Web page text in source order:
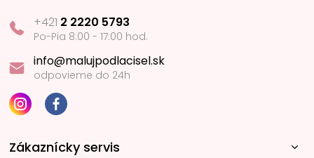
+421 2 2220 5793
Po-Pia 8:00 - 17:00 hod.
info@malujpodlacisel.sk
odpovieme do 24h
Zákaznícky servis